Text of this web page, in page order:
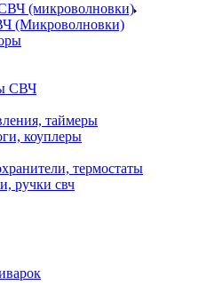
(микроволновки)
(Микроволновки)
СВЧ
таймеры
коуплеры
термостаты
ручки свч